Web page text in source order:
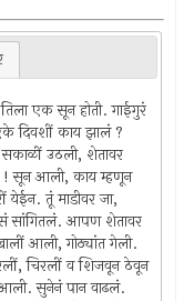
एक सून होती. गाईगुरं
एके दिवशीं काय झालं ?
सकाळीं उठली, शेतावर
! सून आली, काय म्हणून
येईन. तूं माडीवर जा,
सांगितलं. आपण शेतावर
आली, गोठ्यांत गेली.
चिरलीं व शिजवून ठेवून
आली. सुनेनं पान वाढलं.